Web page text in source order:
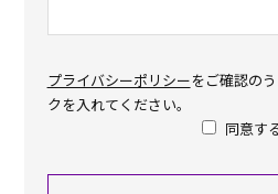
プライバシーポリシーをご確認の
クを入れてください。
同意す